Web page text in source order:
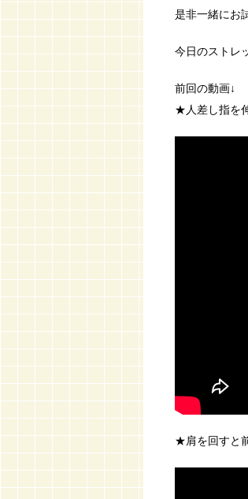
是非一緒にお
今日のスト
前回の動画↓
★人差し指を
★肩を回すと